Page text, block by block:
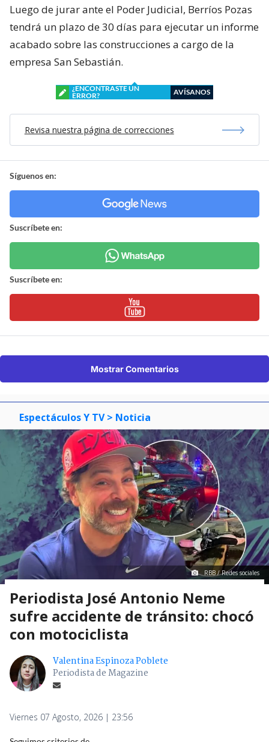
Luego de jurar ante el Poder Judicial, Berríos Pozas
tendrá un plazo de 30 días para ejecutar un informe
acabado sobre las construcciones a cargo de la
empresa San Sebastián.
¿ENCONTRASTE UN
ERROR?
AVÍSANOS
Revisa nuestra página de correcciones
Síguenos en:
Suscríbete en:
Suscríbete en:
Mostrar Comentarios
Espectáculos Y TV > Noticia
RBB / Redes sociales
Periodista José Antonio Neme
sufre accidente de tránsito: chocó
con motociclista
Valentina Espinoza Poblete
Periodista de Magazine
Viernes 07 Agosto, 2026 | 23:56